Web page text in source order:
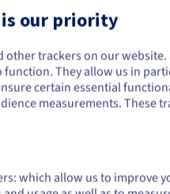
te bevinden.
juiste website doorbladeren en
our priority
other trackers on our website.
function. They allow us in
certain essential
measurements. These
which allow us to improve